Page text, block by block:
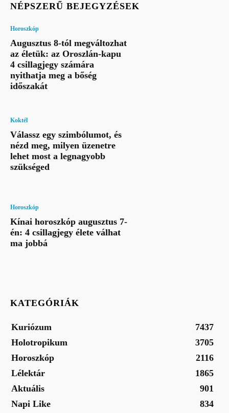
NÉPSZERŰ BEJEGYZÉSEK
Horoszkóp
Augusztus 8-tól megváltozhat
az életük: az Oroszlán-kapu
4 csillagjegy számára
nyithatja meg a bőség
időszakát
Koktél
Válassz egy szimbólumot, és
nézd meg, milyen üzenetre
lehet most a legnagyobb
szükséged
Horoszkóp
Kínai horoszkóp augusztus 7-
én: 4 csillagjegy élete válhat
ma jobbá
KATEGÓRIÁK
Kuriózum
7437
Holotropikum
3705
Horoszkóp
2116
Lélektár
1865
Aktuális
901
Napi Like
834